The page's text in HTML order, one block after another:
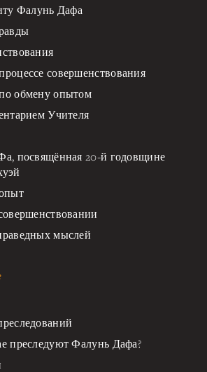
Фалунь Дафа
совершенствования
обмену опытом
Учителя
посвящённая 20-й годовщине
мыслей
преследуют Фалунь Дафа?